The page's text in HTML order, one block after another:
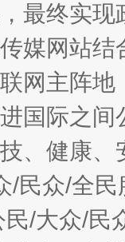
最终实
媒网站
网主阵
国际之
、健康
/民众/全
/大众/民